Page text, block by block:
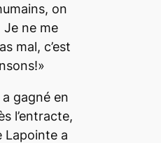
on
ne me
mal, c’est
gagné en
l’entracte,
Lapointe a